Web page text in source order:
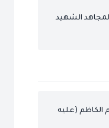
المجاهد الشهيد
الكاظم (عليه